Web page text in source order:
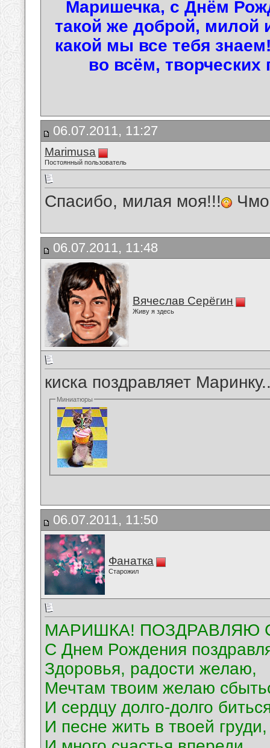
Маришечка, с Днём
такой же доброй, милой
какой мы все тебя
во всём,
06.07.2011, 11:27
Marimusa
Постоянный пользователь
Спасибо, милая моя!!!
06.07.2011, 11:48
Вячеслав Серёгин
Живу я здесь
киска поздравляет
Миниатюры
06.07.2011, 11:50
Фанатка
Старожил
МАРИШКА! ПОЗДРАВЛЯЮ
С Днем Рождения
Здоровья, радости желаю,
Мечтам твоим желаю
И сердцу долго-долго
И песне жить в твоей груди,